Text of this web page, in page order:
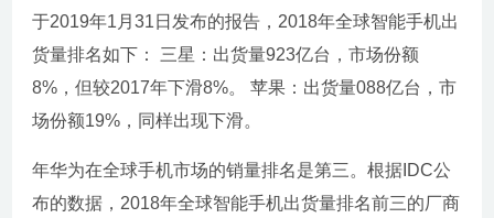
于2019年1月31日发布的报告，2018年全球智能手机出
货量排名如下： 三星：出货量923亿台，市场份额
8%，但较2017年下滑8%。 苹果：出货量088亿台，市
场份额19%，同样出现下滑。
年华为在全球手机市场的销量排名是第三。根据IDC公
布的数据，2018年全球智能手机出货量排名前三的厂商